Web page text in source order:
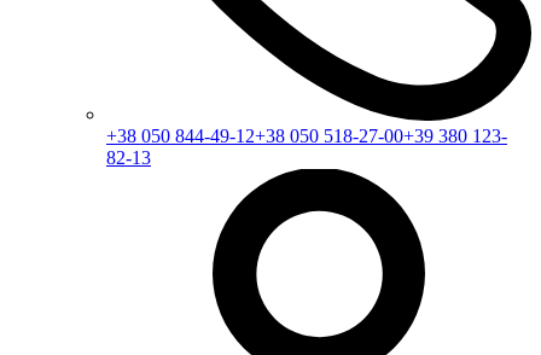
+38 050 844-49-12+38 050 518-27-00+39 380 123-
82-13